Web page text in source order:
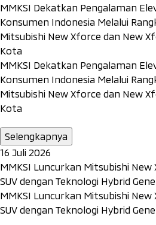
MMKSI Dekatkan Pengalaman
Konsumen Indonesia Melalui
Mitsubishi New Xforce dan New
Kota
MMKSI Dekatkan Pengalaman
Konsumen Indonesia Melalui
Mitsubishi New Xforce dan New
Kota
Selengkapnya
16 Juli 2026
MMKSI Luncurkan Mitsubishi
SUV dengan Teknologi Hybrid
MMKSI Luncurkan Mitsubishi
SUV dengan Teknologi Hybrid